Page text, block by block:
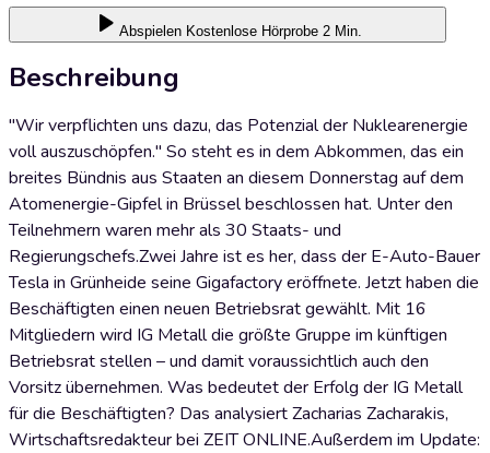
Abspielen Kostenlose Hörprobe 2 Min.
Beschreibung
"Wir verpflichten uns dazu, das Potenzial der Nuklearenergie
voll auszuschöpfen." So steht es in dem Abkommen, das ein
breites Bündnis aus Staaten an diesem Donnerstag auf dem
Atomenergie-Gipfel in Brüssel beschlossen hat. Unter den
Teilnehmern waren mehr als 30 Staats- und
Regierungschefs.Zwei Jahre ist es her, dass der E-Auto-Bauer
Tesla in Grünheide seine Gigafactory eröffnete. Jetzt haben die
Beschäftigten einen neuen Betriebsrat gewählt. Mit 16
Mitgliedern wird IG Metall die größte Gruppe im künftigen
Betriebsrat stellen – und damit voraussichtlich auch den
Vorsitz übernehmen. Was bedeutet der Erfolg der IG Metall
für die Beschäftigten? Das analysiert Zacharias Zacharakis,
Wirtschaftsredakteur bei ZEIT ONLINE.Außerdem im Update: